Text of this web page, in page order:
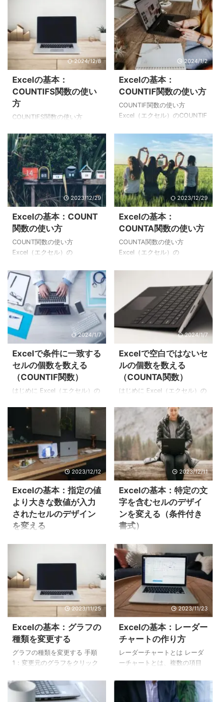
を数えるときは「COUNTA関
数」を使用しますが、空白セ
ルの個数を数えるときは
「COUNTBLANK関数」を使用
Excel（エクセル）のマス目の
こと。セルをクリックする
と、そのセルを操作できる。
ここがポイント 【書式】
COUNTBLANK関数の引数には
「範囲」を指定します。 例え
ば「=COUNTBLA ...
セルの個数を数える Excel（エ
クセル）で複数の条件に一致
するセルの個数を数えるとき
は「COUNTIFS関数」を使い
ます。 条件に一致するセルの
数をカウントする場合は
「COUNTIF関数」を使います
が、「COUNTIF関数」では条
件を1つしか指定できません。
複数の条件を指定し、すべて
の条件が満たされたセルの数
をカウントする場合は
ます。 COUNTIFS関数の構文
は次のとおりです。
=COUNTIFS（範囲1, 検索条件
1, 範囲2, 検索条 ...
2024/12/8
Excelの基本：
COUNTIFS関数の使い
方
COUNTIFS関数の使い方
「COUNTIFS関数」は、複数
の条件を指定し、すべての条
件が満たされたセルの数をカ
ウントする関数です。 条件に
一致するセルの数をカウント
する場合は「COUNTIF関数」
を使いますが、この関数では
ん。複数の条件を指定し、す
べての条件が満たされたセル
の数をカウントする場合は
「COUNTIFS関数」を使用し
式】 =COUNTIFS (条件範囲1,
検索条件1, [条件範囲2, 検索条
件2],…) ※CO ...
2024/1/2
Excelの基本：
COUNTIF関数の使い方
COUNTIF関数の使い方
Excel（エクセル）のCOUNTIF
の数をカウントする関数で
す。 メモ セル：Excel（エク
セル）のマス目のこと。セル
をクリックすると、そのセル
を操作できる。 ここがポイン
ト 【書式】 =COUNTIF(範囲,
検索条件) COUNTIF関数の引
数には「範囲」と「検索条
件」を指定します。引数「範
囲」で指定したセル範囲の中
から「検索条件」に一致する
セルの個数を求めます。
と「IF」で構成されていること
2023/12/29
Excelの基本：COUNT
関数の使い方
COUNT関数の使い方
Excel（エクセル）の
むセルの個数を数える関数で
す。 COUNT関数は、数値や日
付、時刻など数値をあらわす
セルの個数をカウントしま
す。セルに「A」や「あ」など
の文字が含まれていると
「COUNT関数」ではカウント
できません。 文字が含まれる
セルの個数を数えるときは
「COUNT関数」ではなく
「COUNTA関数」を使うこと
で、空白ではないセルの個数
[数式]→[関数の挿入]をクリッ
クする COUNT関数の結果を表
示するセル（今回 ...
2023/12/29
Excelの基本：
COUNTA関数の使い方
COUNTA関数の使い方
Excel（エクセル）の
数です。 似たような関数に
「COUNT関数」があります
が、「COUNT関数」は数値を
含むセルの個数を数える関数
です。セルに「A」や「あ」な
どの文字が含まれると
「COUNT関数」ではカウント
できません。 文字が含まれる
セルの個数を数えるときは
「COUNT関数」ではなく
「COUNTA関数」を使うこと
を数えることができます。 手
順1：[数式]→[関数の挿入]をク
リックする COUN ...
2024/1/7
Excelで条件に一致する
セルの個数を数える
（COUNTIF関数）
はじめに Excel（エクセル）の
するセルの数をカウントする
関数です。 COUNTIF関数は、
指定した文字に一致するセル
の数をカウントするだけでな
く、特定の数値や日付を比較
して、その条件に一致するセ
ルの数をカウントできます。
の人数をCOUNTIF関数で求め
ています。 COUNTIF関数の構
文 COUNTIF関数は次のように
入力します。 COUNTIF関数の
件］です。引数［範囲］に指
件］に一致するデ ...
2024/1/7
Excelで空白ではないセ
ルの個数を数える
（COUNTA関数）
はじめに Excel（エクセル）の
いセルの個数を数える関数で
す。 数値やテキストなど、ど
んな種類のデータであって
も、空白以外であればカウン
トします。この関数を活用す
ることで、データの入力状況
や個数を簡単に把握できま
COUNTA関数は次のように入
力します。 COUNTA関数の引
数には、範囲を指定します。
値 1 ：必ず指定（範囲） 値 2
範囲を追加できる） COUNTA
関数の使い方 手順1：[数
式]→[関数の挿入] ...
2023/12/12
Excelの基本：指定の値
より大きな数値が入力
されたセルのデザイン
を変える
きい数値が入力されているセ
ルのデザインを変更できま
す。 その他にも「指定した値
より小さい」「指定の範囲
内」「指定の値と等しい」な
どの条件で、セルのデザイン
を変更できます。 本記事で
は、指定した値より大きい数
値が入力されているセルのデ
ザインを変更する方法を紹介
数値が入力されたセルのデザ
インを変える 手順1：条件付き
2023/12/11
Excelの基本：特定の文
字を含むセルのデザイ
ンを変える（条件付き
書式）
予定表などを作成する際、土
曜日や日曜日のセルに色をつ
けると見やすい表が作れま
す。 特定の文字列を目立させ
るには、[条件付き書式]の[セ
ルの強調表示ルール]から[文字
列]を選択し、必要事項を設定
すれば簡単に特定文字のセル
を強調できます。 本記事で
は、特定の文字が入力されて
いるセルのデザインを変える
方法について紹介していま
デザインを変える（条件付き
書式） 手順1：条件付き書式を
2023/11/25
Excelの基本：グラフの
種類を変更する
グラフの種類を変更する 手順
1：変更元のグラフをクリック
には、まず変更するグラフを
クリックします。 手順2：[グ
2023/11/23
Excelの基本：レーダー
チャートの作り方
レーダーチャートとは レーダ
ーチャートとは、複数の項目
となく正多角形上に表現した
グラフのことです。 中心点を